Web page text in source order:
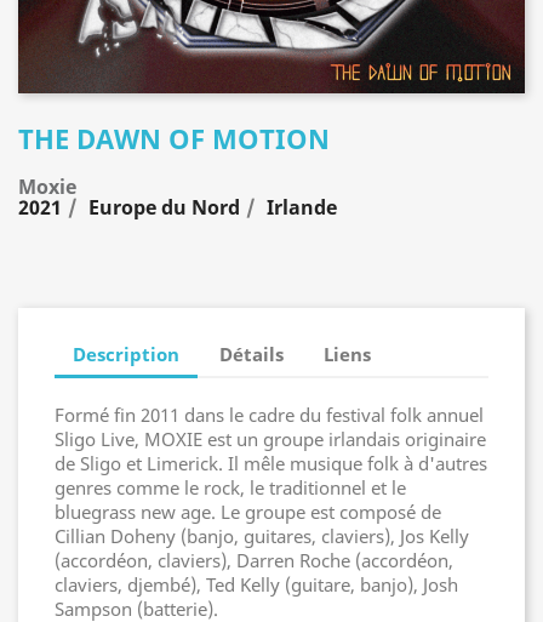
THE DAWN OF MOTION
Moxie
2021 Europe du Nord Irlande
Description Détails Liens
Formé fin 2011 dans le cadre du festival folk annuel
Sligo Live, MOXIE est un groupe irlandais originaire
de Sligo et Limerick. Il mêle musique folk à d'autres
genres comme le rock, le traditionnel et le
bluegrass new age. Le groupe est composé de
Cillian Doheny (banjo, guitares, claviers), Jos Kelly
(accordéon, claviers), Darren Roche (accordéon,
claviers, djembé), Ted Kelly (guitare, banjo), Josh
Sampson (batterie).